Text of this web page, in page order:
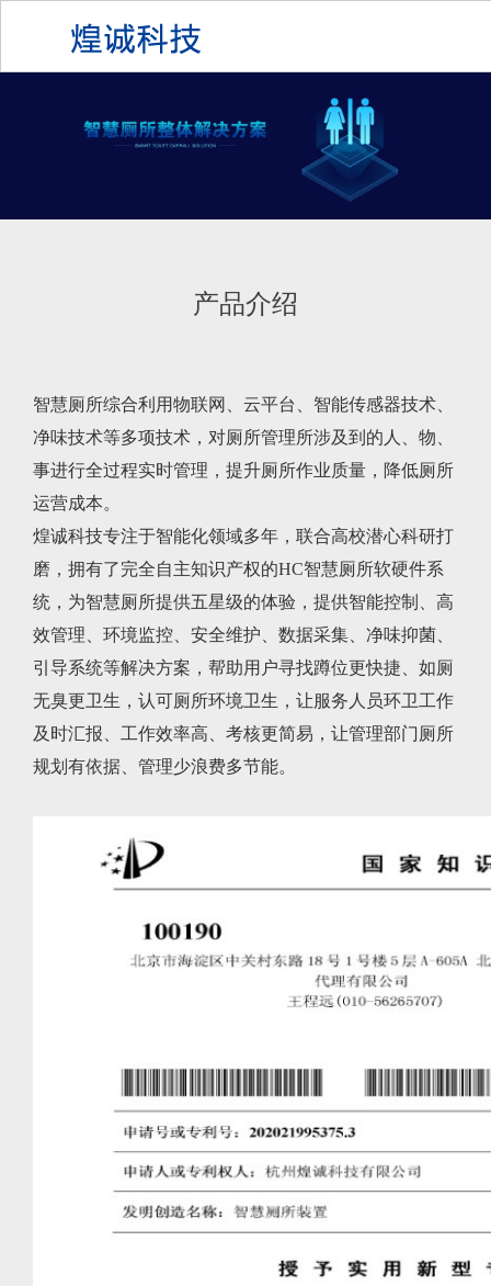
产品介绍
智慧厕所综合利用物联网、云平台、智能传感器技术、
净味技术等多项技术，对厕所管理所涉及到的人、物、
事进行全过程实时管理，提升厕所作业质量，降低厕所
运营成本。
煌诚科技专注于智能化领域多年，联合高校潜心科研打
磨，拥有了完全自主知识产权的HC智慧厕所软硬件系
统，为智慧厕所提供五星级的体验，提供智能控制、高
效管理、环境监控、安全维护、数据采集、净味抑菌、
引导系统等解决方案，帮助用户寻找蹲位更快捷、如厕
无臭更卫生，认可厕所环境卫生，让服务人员环卫工作
及时汇报、工作效率高、考核更简易，让管理部门厕所
规划有依据、管理少浪费多节能。